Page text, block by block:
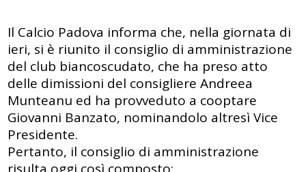
Il Calcio Padova informa che, nella giornata di
ieri, si è riunito il consiglio di amministrazione
del club biancoscudato, che ha preso atto
delle dimissioni del consigliere Andreea
Munteanu ed ha provveduto a cooptare
Giovanni Banzato, nominandolo altresì Vice
Presidente.
Pertanto, il consiglio di amministrazione